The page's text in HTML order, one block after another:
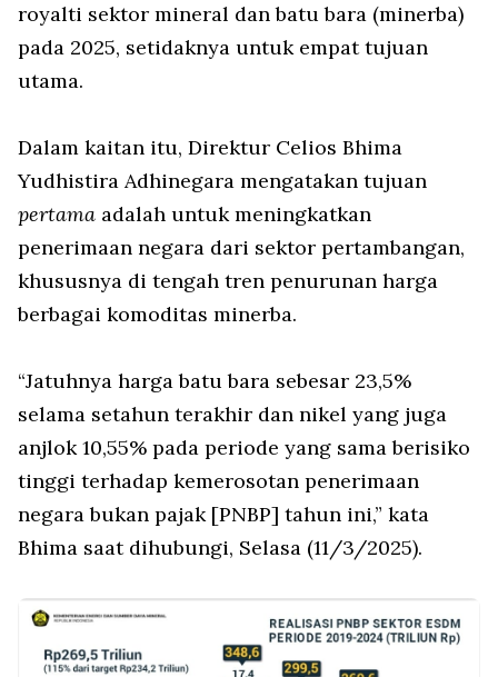
royalti sektor mineral dan batu bara (minerba)
pada 2025, setidaknya untuk empat tujuan
utama.
Dalam kaitan itu, Direktur Celios Bhima
Yudhistira Adhinegara mengatakan tujuan
pertama adalah untuk meningkatkan
penerimaan negara dari sektor pertambangan,
khususnya di tengah tren penurunan harga
berbagai komoditas minerba.
“Jatuhnya harga batu bara sebesar 23,5%
selama setahun terakhir dan nikel yang juga
anjlok 10,55% pada periode yang sama berisiko
tinggi terhadap kemerosotan penerimaan
negara bukan pajak [PNBP] tahun ini,” kata
Bhima saat dihubungi, Selasa (11/3/2025).